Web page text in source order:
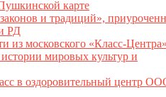
карте
и традиций»,
РД
из московского «Класс-
мировых культур и
в оздоровительный центр